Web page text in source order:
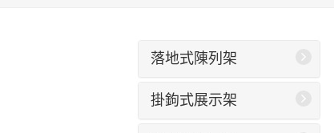
落地式陳列架
掛鉤式展示架